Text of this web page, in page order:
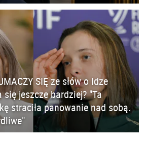
SIĘ ze słów o Idze
jeszcze bardziej? "Ta
straciła panowanie nad sobą.